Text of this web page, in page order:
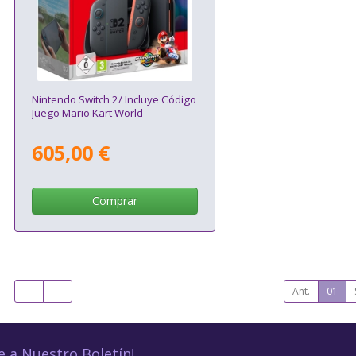
Nintendo Switch 2/ Incluye Código
Juego Mario Kart World
605,00 €
Comprar
Ant. 01